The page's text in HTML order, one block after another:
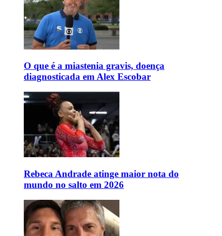
O que é a miastenia gravis, doença
diagnosticada em Alex Escobar
Rebeca Andrade atinge maior nota do
mundo no salto em 2026